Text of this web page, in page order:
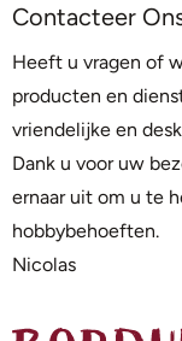
Contacteer
Heeft u vragen of
producten en
vriendelijke en
Dank u voor uw
ernaar uit om u te
hobbybehoeften.
Nicolas